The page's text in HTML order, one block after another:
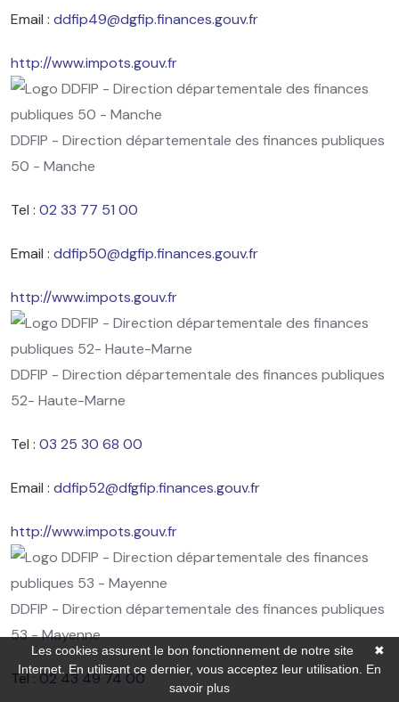
Email : ddfip49@dgfip.finances.gouv.fr
http://www.impots.gouv.fr
DDFIP - Direction départementale des finances publiques
50 - Manche
Tel : 02 33 77 51 00
Email : ddfip50@dgfip.finances.gouv.fr
http://www.impots.gouv.fr
DDFIP - Direction départementale des finances publiques
52- Haute-Marne
Tel : 03 25 30 68 00
Email : ddfip52@dfgfip.finances.gouv.fr
http://www.impots.gouv.fr
DDFIP - Direction départementale des finances publiques
53 - Mayenne
Tel : 02 43 49 74 00
✖
Les cookies assurent le bon fonctionnement de notre site
Internet. En utilisant ce dernier, vous acceptez leur utilisation. En
savoir plus